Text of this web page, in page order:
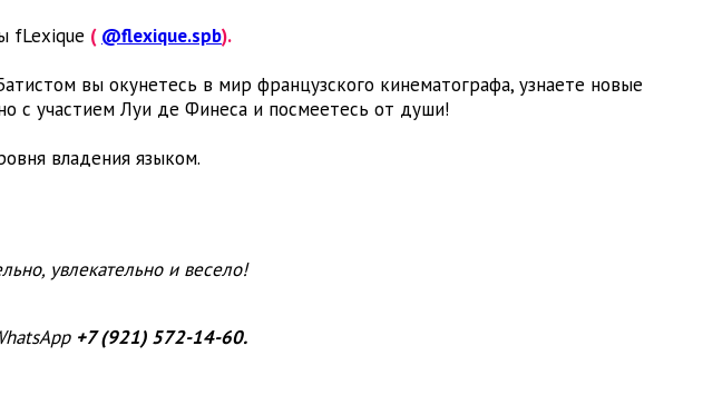
fLexique ( @flexique.spb).
вы окунетесь в мир французского кинематографа, узнаете новые
с участием Луи де Финеса и посмеетесь от души!
владения языком.
увлекательно и весело!
+7 (921) 572-14-60.